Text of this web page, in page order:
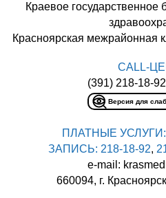
CALL-
(391) 218-18-
Версия для
Краевое
Красноярская межрайонная
ПЛАТНЫЕ УСЛУГИ:
ЗАПИСЬ: 218-18-92,
e-mail:
660094, г.